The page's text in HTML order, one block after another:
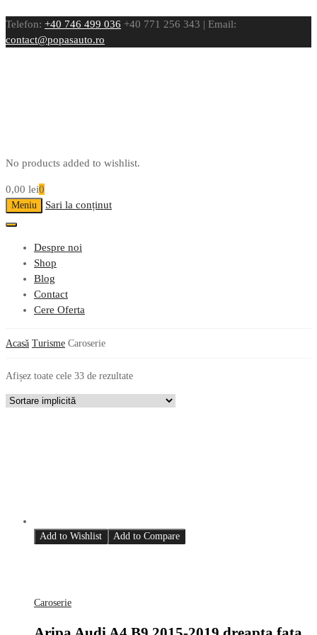
Telefon: +40 746 499 036 +40 771 256 343 | Email:
contact@popasauto.ro
No products added to wishlist.
0,00 lei0
Meniu Sari la conținut
Despre noi
Shop
Blog
Contact
Cere Oferta
Acasă Turisme Caroserie
Afișez toate cele 33 de rezultate
Add to Wishlist Add to Compare
Caroserie